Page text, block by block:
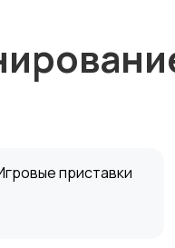
приставки